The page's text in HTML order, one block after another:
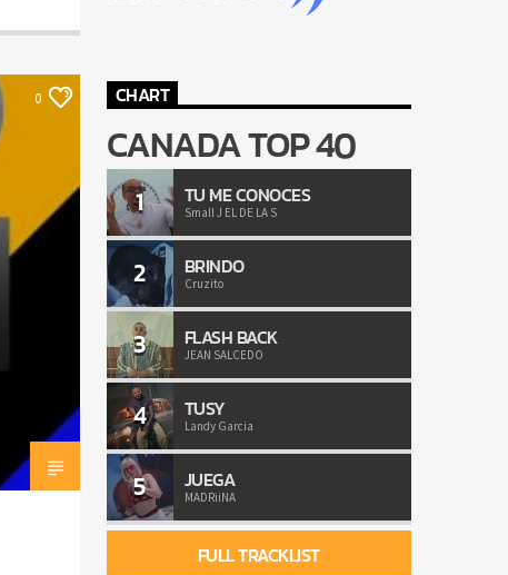
0 CHART
CANADA TOP 40
1 TU ME CONOCES
Small J EL DE LA S
2 BRINDO
Cruzito
3 FLASH BACK
JEAN SALCEDO
4 TUSY
Landy Garcia
5 JUEGA
MADRiiNA
FULL TRACKLIST